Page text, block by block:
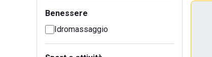
Benessere
Idromassaggio